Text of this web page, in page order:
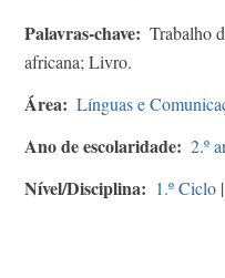
Palavras-chave
Trabalho
africana; Livro.
Área Línguas e
Ano de escolaridade 2.º
Nível/Disciplina 1.º Ciclo |